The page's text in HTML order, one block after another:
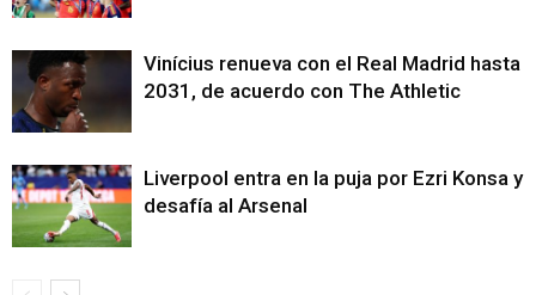
Vinícius renueva con el Real Madrid hasta
2031, de acuerdo con The Athletic
Liverpool entra en la puja por Ezri Konsa y
desafía al Arsenal